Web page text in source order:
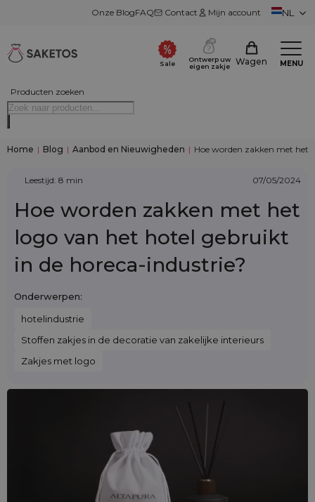
Onze BlogFAQ Contact Mijn account NL
Producten zoeken
Sale
Ontwerp uw
eigen zakje
Wagen MENU
Home | Blog | Aanbod en Nieuwigheden | Hoe worden zakken met het
Leestijd: 8 min 07/05/2024
Hoe worden zakken met het
logo van het hotel gebruikt
in de horeca-industrie?
Onderwerpen:
hotelindustrie
Stoffen zakjes in de decoratie van zakelijke interieurs
Zakjes met logo